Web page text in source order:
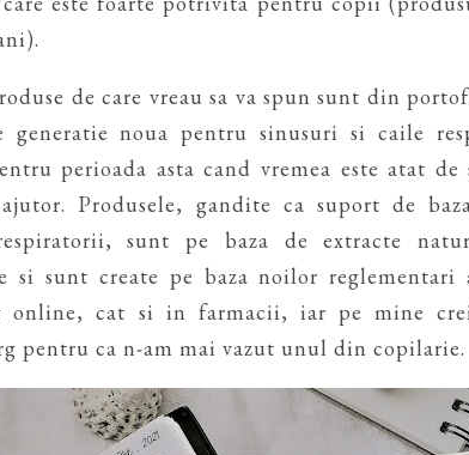
de care vreau sa va spun sunt din
generatie noua pentru sinusuri si caile
perioada asta cand vremea este atat de
Produsele, gandite ca suport de
sunt pe baza de extracte
si sunt create pe baza noilor reglementari
online, cat si in farmacii, iar pe mine
pentru ca n-am mai vazut unul din copilarie.